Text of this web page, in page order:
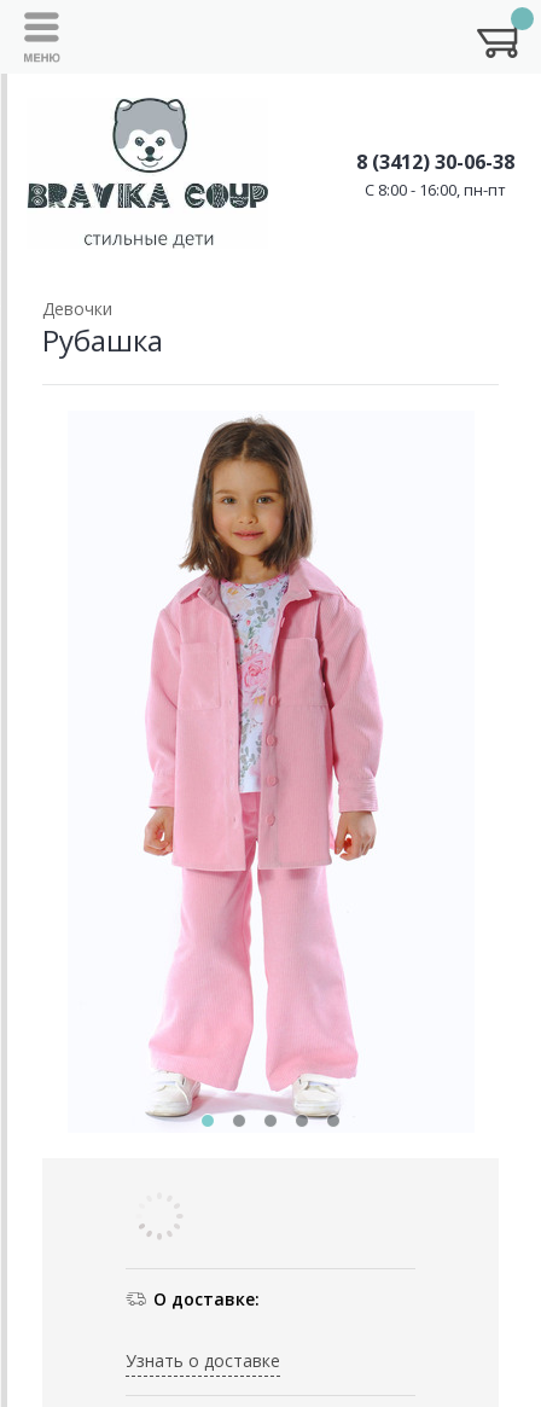
8 (3412) 30-06-38
C 8:00 - 16:00, пн-пт
Девочки
Рубашка
О доставке:
Узнать о доставке